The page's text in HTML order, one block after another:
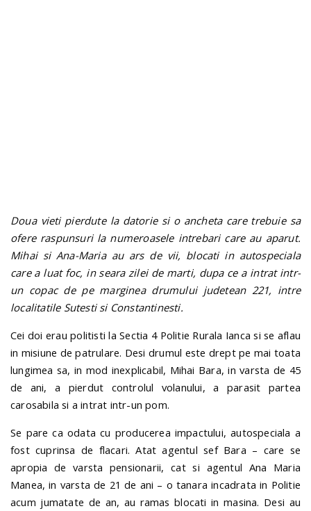
Doua vieti pierdute la datorie si o ancheta care trebuie sa
ofere raspunsuri la numeroasele intrebari care au aparut.
Mihai si Ana-Maria au ars de vii, blocati in autospeciala
care a luat foc, in seara zilei de marti, dupa ce a intrat intr-
un copac de pe marginea drumului judetean 221, intre
localitatile Sutesti si Constantinesti.
Cei doi erau politisti la Sectia 4 Politie Rurala Ianca si se aflau
in misiune de patrulare. Desi drumul este drept pe mai toata
lungimea sa, in mod inexplicabil, Mihai Bara, in varsta de 45
de ani, a pierdut controlul volanului, a parasit partea
carosabila si a intrat intr-un pom.
Se pare ca odata cu producerea impactului, autospeciala a
fost cuprinsa de flacari. Atat agentul sef Bara – care se
apropia de varsta pensionarii, cat si agentul Ana Maria
Manea, in varsta de 21 de ani – o tanara incadrata in Politie
acum jumatate de an, au ramas blocati in masina. Desi au